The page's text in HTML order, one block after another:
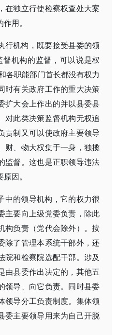
在独立行使检察权查处大案
用。
行机构，既要接受县委的领
督机构的监督，可以说是权
各职能部门首长都没有权力
时有关政府工作的重大决策
扩大会上作出的并以县委县
对此类决策监督机构无权追
责制又可以使政府主要领导
财、物大权集于一身，独揽
监督。这也是正职领导违法
因。
中的领导机构，它的权力很
主要向上级党委负责，除此
构负责（党代会除外）。按
除了管理本系统干部外，还
院和检察院选配干部。涉及
由县委作出决定的，其他五
领导、向它负责。同时县委
领导分工负责制度。集体领
委主要领导用来为自己开脱